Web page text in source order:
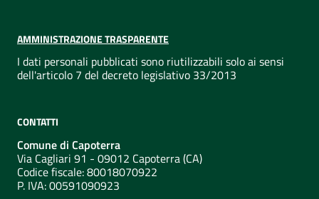
AMMINISTRAZIONE TRASPARENTE
I dati personali pubblicati sono riutilizzabili solo ai sensi
dell'articolo 7 del decreto legislativo 33/2013
CONTATTI
Comune di Capoterra
Via Cagliari 91 - 09012 Capoterra (CA)
Codice fiscale: 80018070922
P. IVA:00591090923